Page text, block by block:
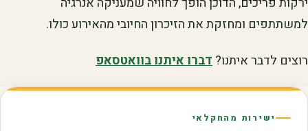
למשתתפים ומחזקת את הזיכרון החיובי מהאירוע כולו.
רוצים לדבר איתנו?דברו איתנו בוואטסאפ
ישירות מהחקלאי